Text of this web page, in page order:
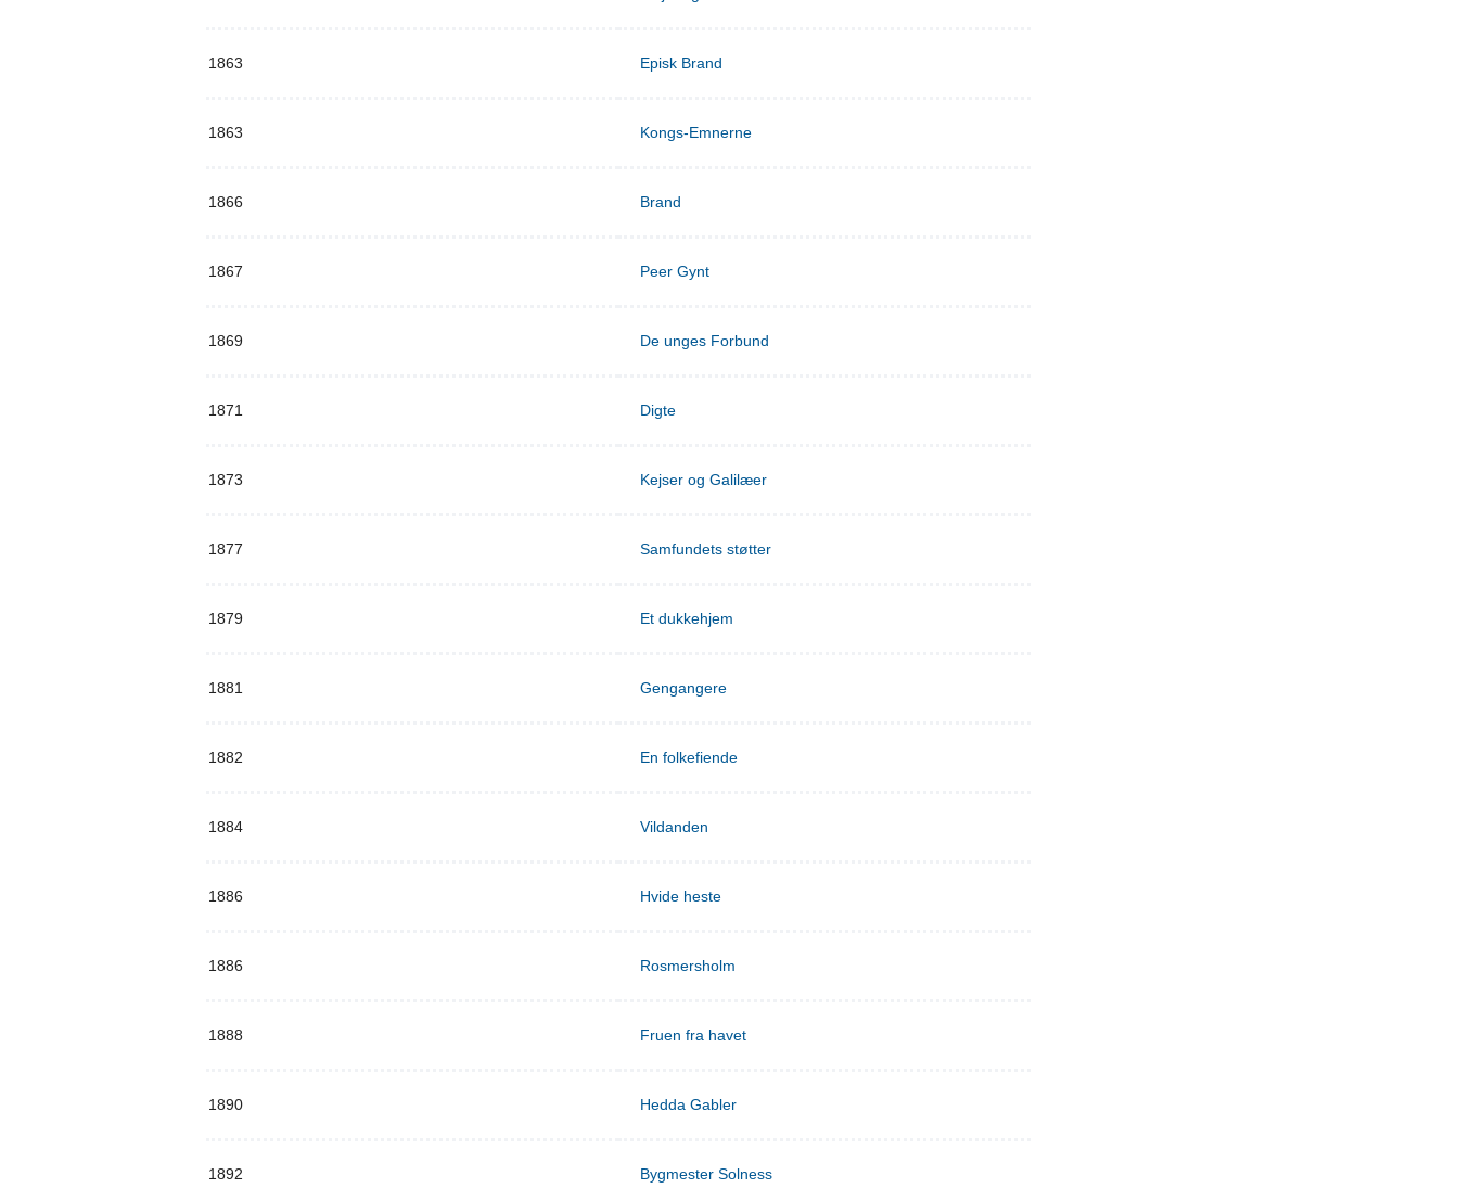
1863 Episk Brand
1863 Kongs-Emnerne
1866 Brand
1867 Peer Gynt
1869 De unges Forbund
1871 Digte
1873 Kejser og Galilæer
1877 Samfundets støtter
1879 Et dukkehjem
1881 Gengangere
1882 En folkefiende
1884 Vildanden
1886 Hvide heste
1886 Rosmersholm
1888 Fruen fra havet
1890 Hedda Gabler
1892 Bygmester Solness